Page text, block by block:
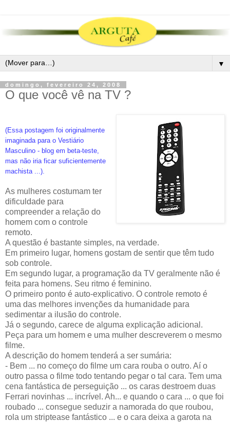
▼
domingo, fevereiro 24, 2008
O que você vê na TV ?
(Essa postagem foi originalmente
imaginada para o Vestiário
Masculino - blog em beta-teste,
mas não iria ficar suficientemente
machista ...).
As mulheres costumam ter
dificuldade para
compreender a relação do
homem com o controle
remoto.
A questão é bastante simples, na verdade.
Em primeiro lugar, homens gostam de sentir que têm tudo
sob controle.
Em segundo lugar, a programação da TV geralmente não é
feita para homens. Seu ritmo é feminino.
O primeiro ponto é auto-explicativo. O controle remoto é
uma das melhores invenções da humanidade para
sedimentar a ilusão do controle.
Já o segundo, carece de alguma explicação adicional.
Peça para um homem e uma mulher descreverem o mesmo
filme.
A descrição do homem tenderá a ser sumária:
- Bem ... no começo do filme um cara rouba o outro. Aí o
outro passa o filme todo tentando pegar o tal cara. Tem uma
cena fantástica de perseguição ... os caras destroem duas
Ferrari novinhas ... incrível. Ah... e quando o cara ... o que foi
roubado ... consegue seduzir a namorada do que roubou,
rola um striptease fantástico ... e o cara deixa a garota na